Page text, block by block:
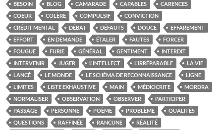
BESOIN BLOG CAMARADE CAPABLES
CARENCES
COEUR
COLÈRE COMPULSIF
CONVICTION
CRÉDIT MENTAL
DÉBAT DÉFAUTS DOUCE
EFFAREMENT
EFFORT
EN DEMANDE ÉTALER FAUTES
FORCER
FOUGUE
FURIE GÉNÉRAL GENTIMENT
INTERDIT
INTERVENIR
JUGER L'INTELLECT L'IRRÉPARABLE
LA VIE
LANCÉ
LE MONDE LE SCHÉMA DE RECONNAISSANCE
LIGNE
LIMITES
LISTE EXHAUSTIVE MAIN MÉDIOCRITE
MORDRA
NORMALISER
OBSERVATION OBSERVER
PARTICIPER
PASSAGE
PERSONNE POÈME PROBLÈME
QUALITÉS
QUESTIONS
RAFFINÉE RANCUNE
RÉALITÉ